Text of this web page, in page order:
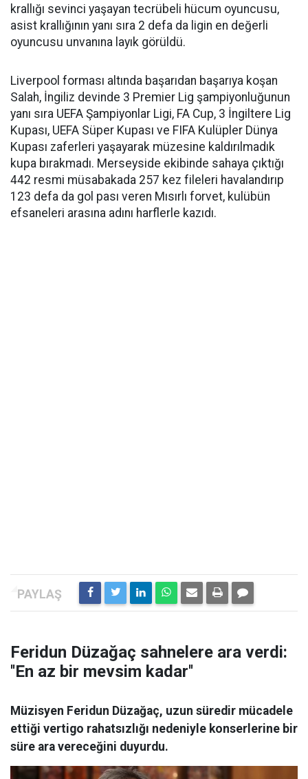
krallığı sevinci yaşayan tecrübeli hücum oyuncusu,
asist krallığının yanı sıra 2 defa da ligin en değerli
oyuncusu unvanına layık görüldü.
Liverpool forması altında başarıdan başarıya koşan
Salah, İngiliz devinde 3 Premier Lig şampiyonluğunun
yanı sıra UEFA Şampiyonlar Ligi, FA Cup, 3 İngiltere Lig
Kupası, UEFA Süper Kupası ve FIFA Kulüpler Dünya
Kupası zaferleri yaşayarak müzesine kaldırılmadık
kupa bırakmadı. Merseyside ekibinde sahaya çıktığı
442 resmi müsabakada 257 kez fileleri havalandırıp
123 defa da gol pası veren Mısırlı forvet, kulübün
efsaneleri arasına adını harflerle kazıdı.
Feridun Düzağaç sahnelere ara verdi:
''En az bir mevsim kadar''
Müzisyen Feridun Düzağaç, uzun süredir mücadele
ettiği vertigo rahatsızlığı nedeniyle konserlerine bir
süre ara vereceğini duyurdu.